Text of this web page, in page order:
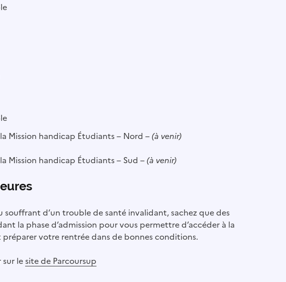
Mission handicap Étudiants – Nord –(à venir)
Mission handicap Étudiants – Sud –(à venir)
d’un trouble de santé invalidant, sachez que des
la phase d’admission pour vous permettre d’accéder à la
votre rentrée dans de bonnes conditions.
lesite de Parcoursup